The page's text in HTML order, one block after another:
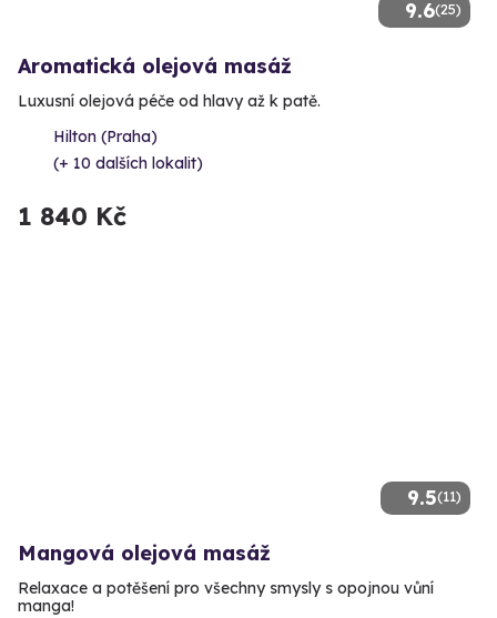
9.6(25)
Aromatická olejová masáž
Luxusní olejová péče od hlavy až k patě.
Hilton (Praha)
(+ 10 dalších lokalit)
1 840 Kč
9.5(11)
Mangová olejová masáž
Relaxace a potěšení pro všechny smysly s opojnou vůní
manga!